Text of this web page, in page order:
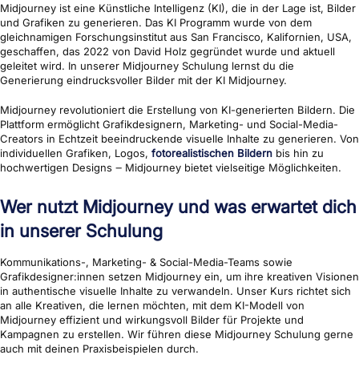
Midjourney ist eine Künstliche Intelligenz (KI), die in der Lage ist, Bilder
und Grafiken zu generieren. Das KI Programm wurde von dem
gleichnamigen Forschungsinstitut aus San Francisco, Kalifornien, USA,
geschaffen, das 2022 von David Holz gegründet wurde und aktuell
geleitet wird. In unserer Midjourney Schulung lernst du die
Generierung eindrucksvoller Bilder mit der KI Midjourney.
Midjourney revolutioniert die Erstellung von KI-generierten Bildern. Die
Plattform ermöglicht Grafikdesignern, Marketing- und Social-Media-
Creators in Echtzeit beeindruckende visuelle Inhalte zu generieren. Von
individuellen Grafiken, Logos, fotorealistischen Bildern bis hin zu
hochwertigen Designs ‒ Midjourney bietet vielseitige Möglichkeiten.
Wer nutzt Midjourney und was erwartet dich
in unserer Schulung
Kommunikations-, Marketing- & Social-Media-Teams sowie
Grafikdesigner:innen setzen Midjourney ein, um ihre kreativen Visionen
in authentische visuelle Inhalte zu verwandeln. Unser Kurs richtet sich
an alle Kreativen, die lernen möchten, mit dem KI-Modell von
Midjourney effizient und wirkungsvoll Bilder für Projekte und
Kampagnen zu erstellen. Wir führen diese Midjourney Schulung gerne
auch mit deinen Praxisbeispielen durch.